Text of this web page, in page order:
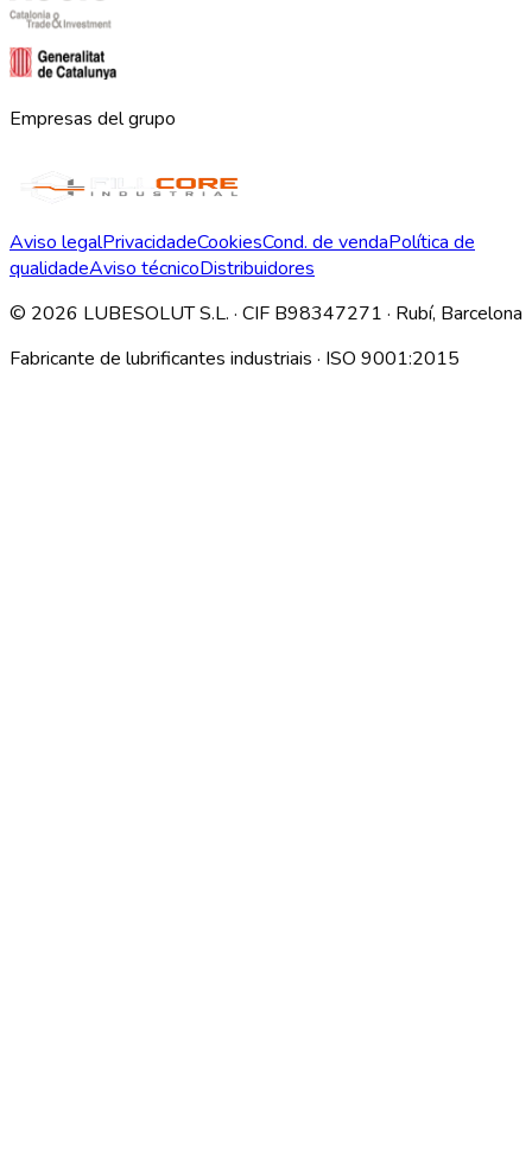
Empresas del grupo
Aviso legalPrivacidadeCookiesCond. de vendaPolítica de
qualidadeAviso técnicoDistribuidores
© 2026 LUBESOLUT S.L. · CIF B98347271 · Rubí, Barcelona
Fabricante de lubrificantes industriais · ISO 9001:2015